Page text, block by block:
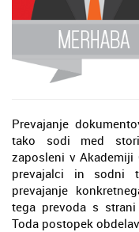
Prevajanje
tako sodi med
zaposleni v
prevajalci in sodni
prevajanje
tega prevoda s
Toda postopek